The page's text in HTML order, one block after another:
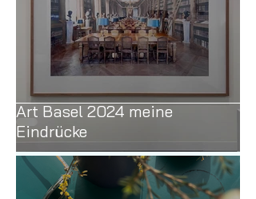
Art Basel 2024 meine
Eindrücke